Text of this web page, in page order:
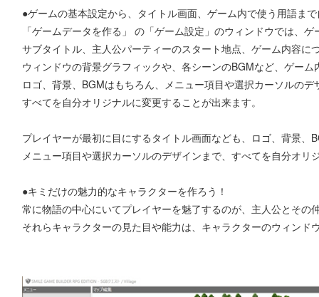
●ゲームの基本設定から、タイトル画面、ゲーム内で使う用語ま
「ゲームデータを作る」 の「ゲーム設定」のウィンドウでは、
サブタイトル、主人公パーティーのスタート地点、ゲーム内容に
ウィンドウの背景グラフィックや、各シーンのBGMなど、ゲー
ロゴ、背景、BGMはもちろん、メニュー項目や選択カーソルのデ
すべてを自分オリジナルに変更することが出来ます。
プレイヤーが最初に目にするタイトル画面なども、ロゴ、背景、
メニュー項目や選択カーソルのデザインまで、すべてを自分オリ
●キミだけの魅力的なキャラクターを作ろう！
常に物語の中心にいてプレイヤーを魅了するのが、主人公とその
それらキャラクターの見た目や能力は、キャラクターのウィンド